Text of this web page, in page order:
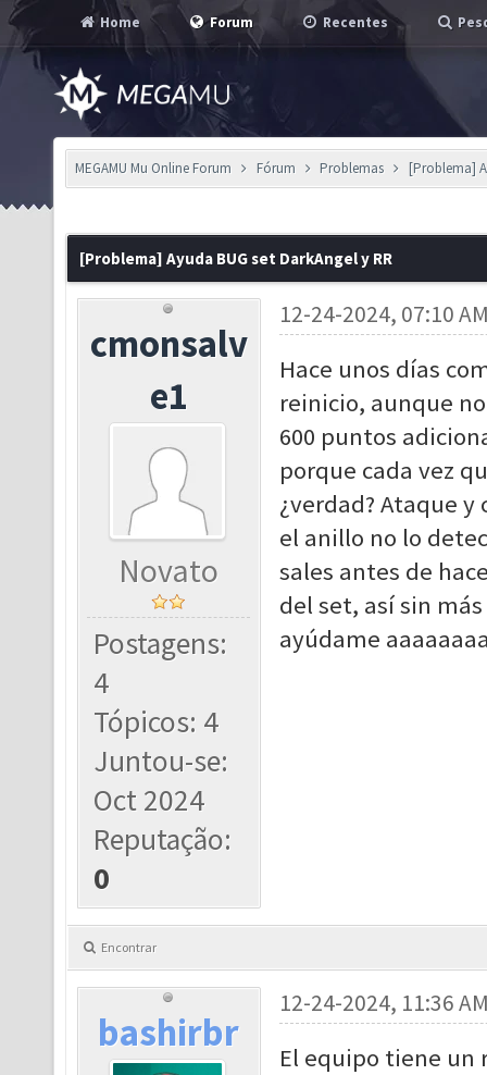
Home Forum Recentes
MEGAMU Mu Online Forum Fórum Problemas [Problema]
[Problema] Ayuda BUG set DarkAngel y RR
cmonsalv
e1
Novato
Postagens:
4
Tópicos: 4
Juntou-se:
Oct 2024
Reputação:
0
12-24-2024, 07:10
Hace unos días
reinicio, aunque
600 puntos
porque cada vez
¿verdad? Ataque
el anillo no lo
sales antes de
del set, así sin
ayúdame
Encontrar
bashirbr
12-24-2024, 11:36
El equipo tiene un